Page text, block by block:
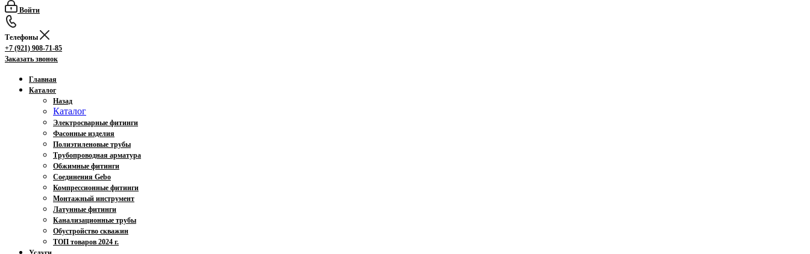
Войти
Телефоны
+7 (921) 908-71-85
Заказать звонок
Главная
Каталог
Назад
Каталог
Электросварные фитинги
Фасонные изделия
Полиэтиленовые трубы
Трубопроводная арматура
Обжимные фитинги
Соединения Gebo
Компрессионные фитинги
Монтажный инструмент
Латунные фитинги
Канализационные трубы
Обустройство скважин
ТОП товаров 2024 г.